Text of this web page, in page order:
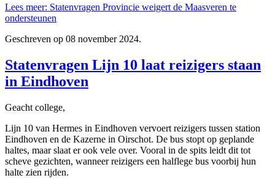
Lees meer: Statenvragen Provincie weigert de Maasveren te
ondersteunen
Geschreven op 08 november 2024.
Statenvragen Lijn 10 laat reizigers staan
in Eindhoven
Geacht college,
Lijn 10 van Hermes in Eindhoven vervoert reizigers tussen station
Eindhoven en de Kazerne in Oirschot. De bus stopt op geplande
haltes, maar slaat er ook vele over. Vooral in de spits leidt dit tot
scheve gezichten, wanneer reizigers een halflege bus voorbij hun
halte zien rijden.